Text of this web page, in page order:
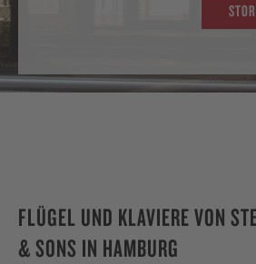
FLÜGEL UND KLAVIERE VON
& SONS IN HAMBURG